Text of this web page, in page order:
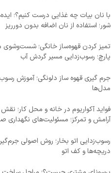
با نان بیات چه غذایی درست کنیم؟؛
شور؛ استفاده از نان اضافه بدون دورریز
تمیز کردن قهوه‌ساز خانگی؛ شست‌وشوی
پارچ؛ رسوب‌زدایی مسیر گردش آب
جرم گیری قهوه ساز دلونگی؛ آموزش
مدل‌ها
فواید آکواریوم در خانه و محل کار؛ نقش
آرامش و تمرکز؛ مسئولیت‌های نگهداری
رسوب‌زدایی اتو بخار؛ روش اصولی
دریچه‌ها و کف اتو